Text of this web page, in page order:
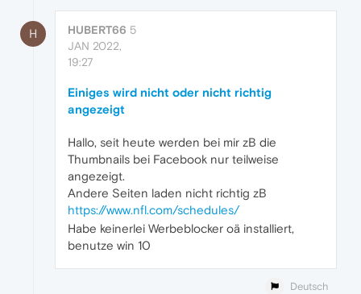
H HUBERT66 5
JAN 2022,
19:27
Einiges wird nicht oder nicht richtig
angezeigt
Hallo, seit heute werden bei mir zB die
Thumbnails bei Facebook nur teilweise
angezeigt.
Andere Seiten laden nicht richtig zB
https://www.nfl.com/schedules/
Habe keinerlei Werbeblocker oä installiert,
benutze win 10
Deutsch